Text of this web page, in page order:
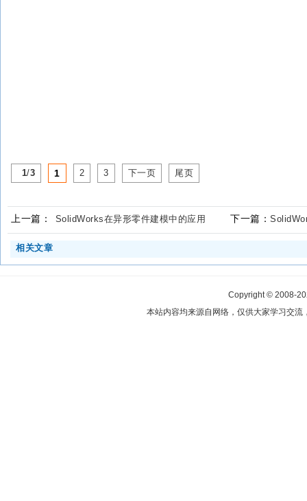
1/3 1 2 3 下一页 尾页
上一篇： SolidWorks在异形零件建模中的应用 下一篇：
相关文章
Copyright © 2008-
本站内容均来源自网络，仅供大家学习交